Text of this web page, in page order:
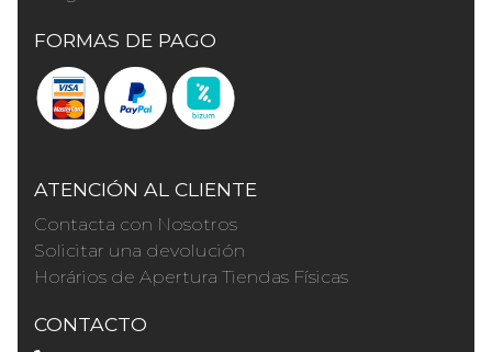
FORMAS DE PAGO
ATENCIÓN AL CLIENTE
Contacta con Nosotros
Solicitar una devolución
Horários de Apertura Tiendas Físicas
CONTACTO